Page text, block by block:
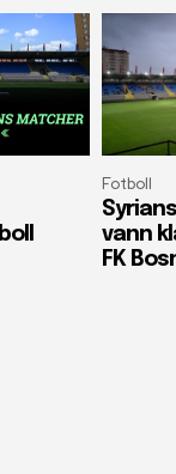
Fotboll
vann
FK